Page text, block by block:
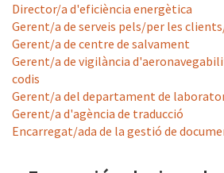
Director/a d'eficiència energètica
Gerent/a de serveis pels/per les
Gerent/a de centre de salvament
Gerent/a de vigilància
codis
Gerent/a del departament de
Gerent/a d'agència de traducció
Encarregat/ada de la gestió de